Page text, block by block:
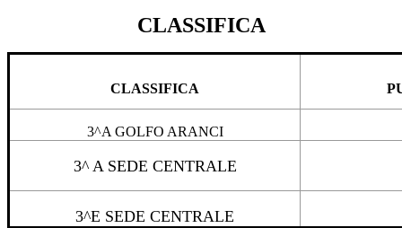
CLASSIFICA
CLASSIFICA
3^A GOLFO ARANCI
3^ A SEDE CENTRALE
3^E SEDE CENTRALE